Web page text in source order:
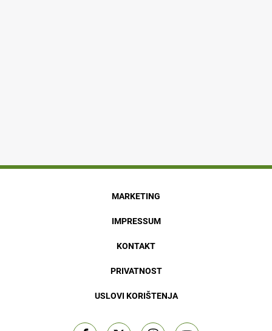
MARKETING
IMPRESSUM
KONTAKT
PRIVATNOST
USLOVI KORIŠTENJA